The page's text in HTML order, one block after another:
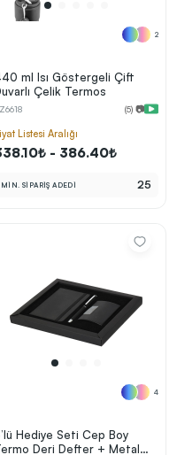
2
ml Isı Göstergeli Çift
Çelik Termos
(5) 📷
Listesi Aralığı
- 386.40₺
MİN. SİPARİŞ ADEDİ 25
4
Hediye Seti Cep Boy
Deri Defter + Metal